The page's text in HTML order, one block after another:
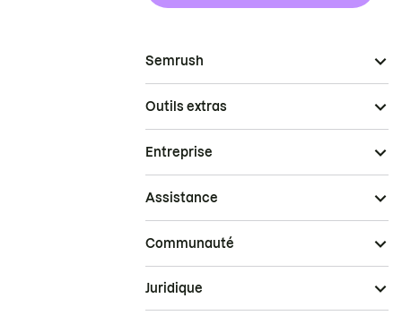
Semrush
Outils extras
Entreprise
Assistance
Communauté
Juridique